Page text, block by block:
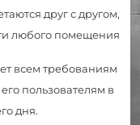
друг с другом,
любого помещения
всем требованиям
пользователям в
дня.